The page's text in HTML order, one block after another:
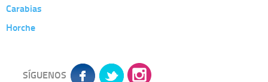
Carabias
Horche
SÍGUENOS